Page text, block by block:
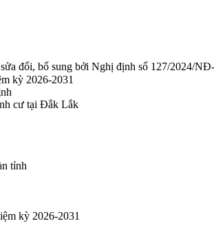
kỳ 2026-2031
cư tại Đắk Lắk
kỳ 2026-2031
đổi, bổ sung bởi Nghị định số 127/2024/
tỉnh